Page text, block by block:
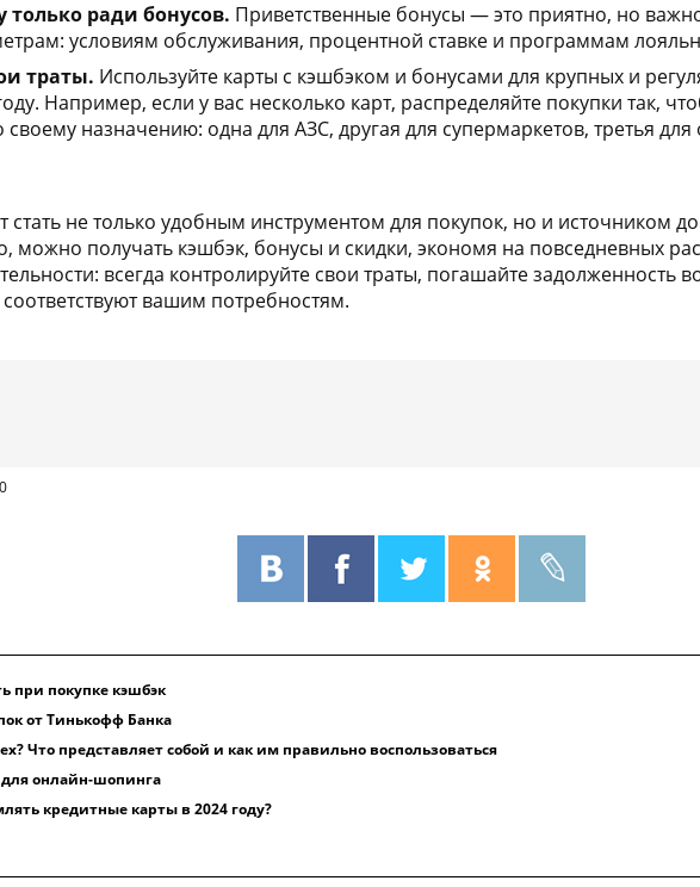
только ради бонусов. Приветственные бонусы — это приятно, но
условиям обслуживания, процентной ставке и программам
траты. Используйте карты с кэшбэком и бонусами для крупных и
Например, если у вас несколько карт, распределяйте покупки так,
своему назначению: одна для АЗС, другая для супермаркетов, третья
стать не только удобным инструментом для покупок, но и источником
можно получать кэшбэк, бонусы и скидки, экономя на повседневных
всегда контролируйте свои траты, погашайте задолженность
вашим потребностям.
при покупке кэшбэк
от Тинькофф Банка
Что представляет собой и как им правильно воспользоваться
онлайн-шопинга
кредитные карты в 2024 году?